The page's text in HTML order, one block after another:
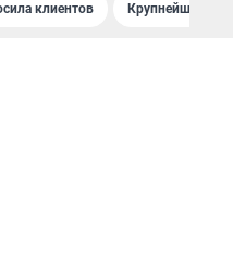
клиентов Крупнейшие